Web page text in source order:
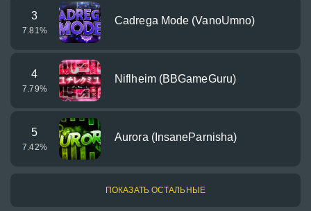
3
7.81%
Cadrega Mode (VanoUmno)
4
7.79%
Niflheim (BBGameGuru)
5
7.42%
Aurora (InsaneParnisha)
ПОКАЗАТЬ ОСТАЛЬНЫЕ